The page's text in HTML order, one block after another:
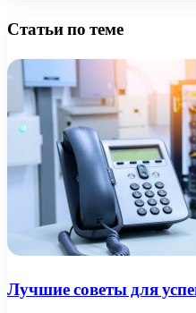
Статьи по теме
Лучшие советы для